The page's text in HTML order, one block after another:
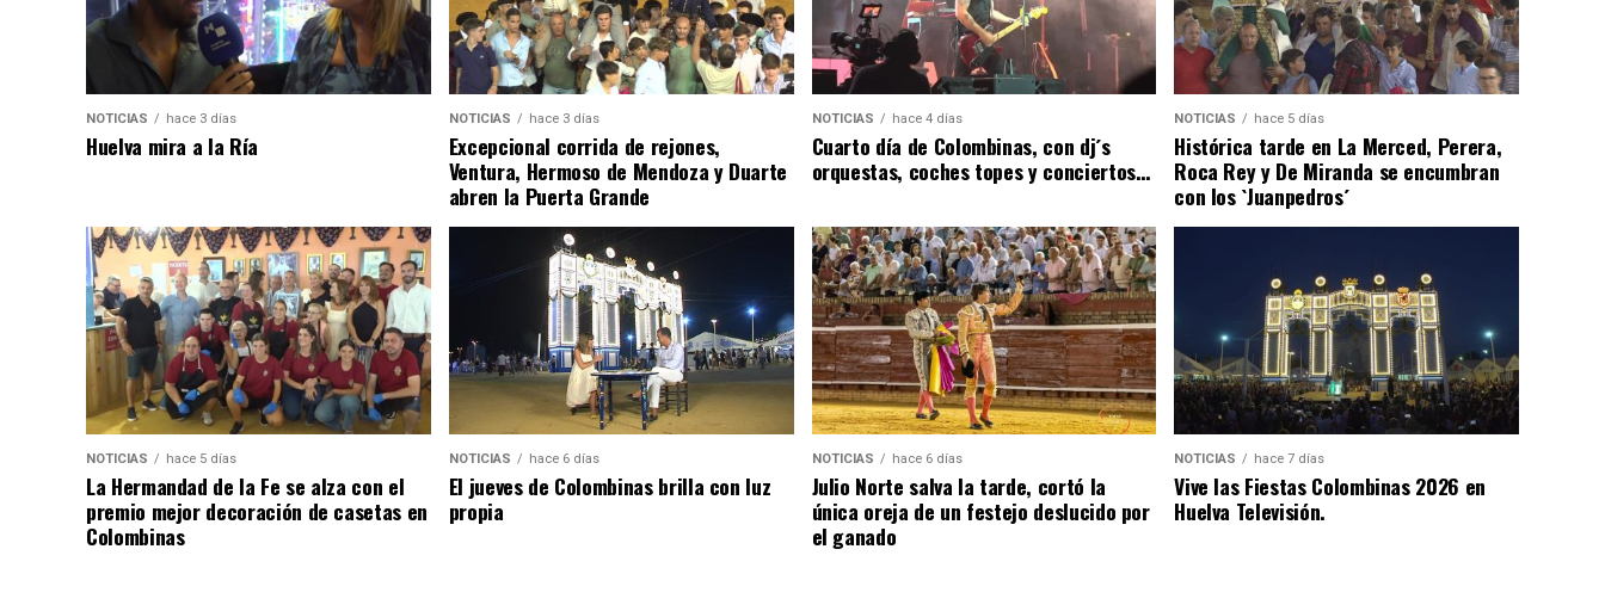
NOTICIAS hace 3 días
Huelva mira a la Ría
NOTICIAS hace 3 días
Excepcional corrida de rejones,
Ventura, Hermoso de Mendoza y Duarte
abren la Puerta Grande
NOTICIAS hace 4 días
Cuarto día de Colombinas, con dj´s
orquestas, coches topes y conciertos…
NOTICIAS hace 5 días
Histórica tarde en La Merced, Perera,
Roca Rey y De Miranda se encumbran
con los `Juanpedros´
NOTICIAS hace 5 días
La Hermandad de la Fe se alza con el
premio mejor decoración de casetas en
Colombinas
NOTICIAS hace 6 días
El jueves de Colombinas brilla con luz
propia
NOTICIAS hace 6 días
Julio Norte salva la tarde, cortó la
única oreja de un festejo deslucido por
el ganado
NOTICIAS hace 7 días
Vive las Fiestas Colombinas 2026 en
Huelva Televisión.